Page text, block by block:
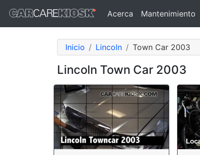
Acerca Mantenimiento
Inicio Lincoln Town Car 2003
Lincoln Town Car 2003